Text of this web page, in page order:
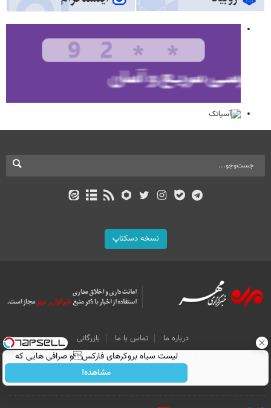
نسخه دسکتاپ
درباره ما تماس با ما
بازرگانی
All Content by Mehr News Agency is licensed under a Creative Commons
Attribution 4.0 International License.
لیست سیاه بروکرهای فارکسو صرافی هایی که
ریسک مالی دارند!
مشاهده!